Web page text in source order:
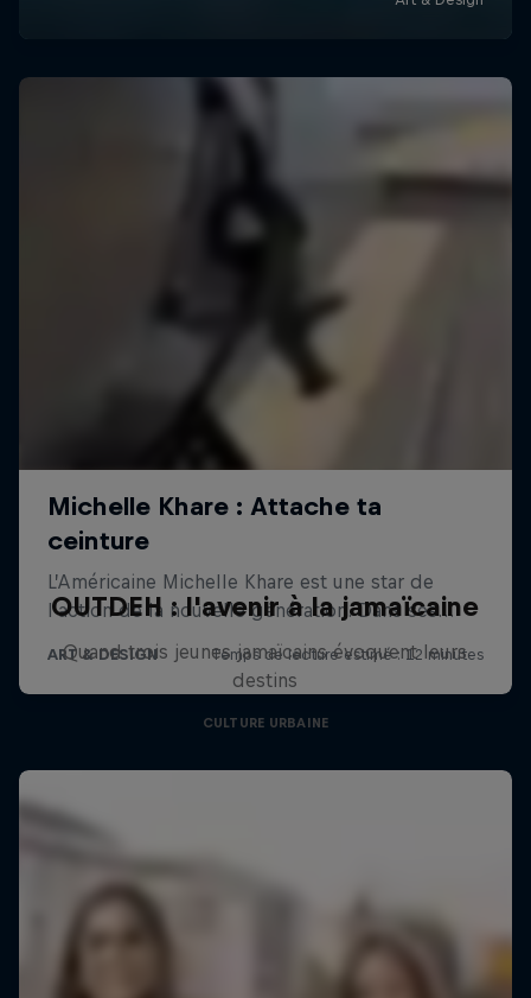
OUTDEH : l'avenir à la jamaïcaine
Quand trois jeunes jamaïcains évoquent leurs
destins
CULTURE URBAINE